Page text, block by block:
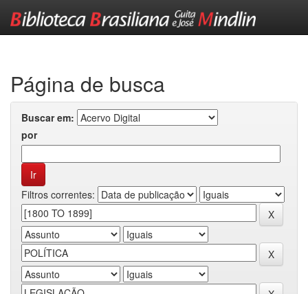
Página de busca
Buscar em:
por
Filtros correntes: